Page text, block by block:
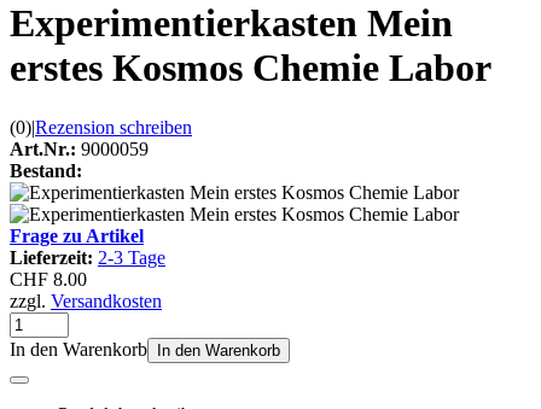
Experimentierkasten Mein
erstes Kosmos Chemie Labor
(0)|Rezension schreiben
Art.Nr.: 9000059
Bestand:
Frage zu Artikel
Lieferzeit: 2-3 Tage
CHF 8.00
zzgl. Versandkosten
In den Warenkorb In den Warenkorb